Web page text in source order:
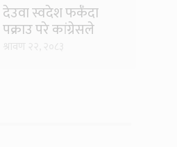
देउवा स्वदेश फर्कँदा
पक्राउ परे कांग्रेसले